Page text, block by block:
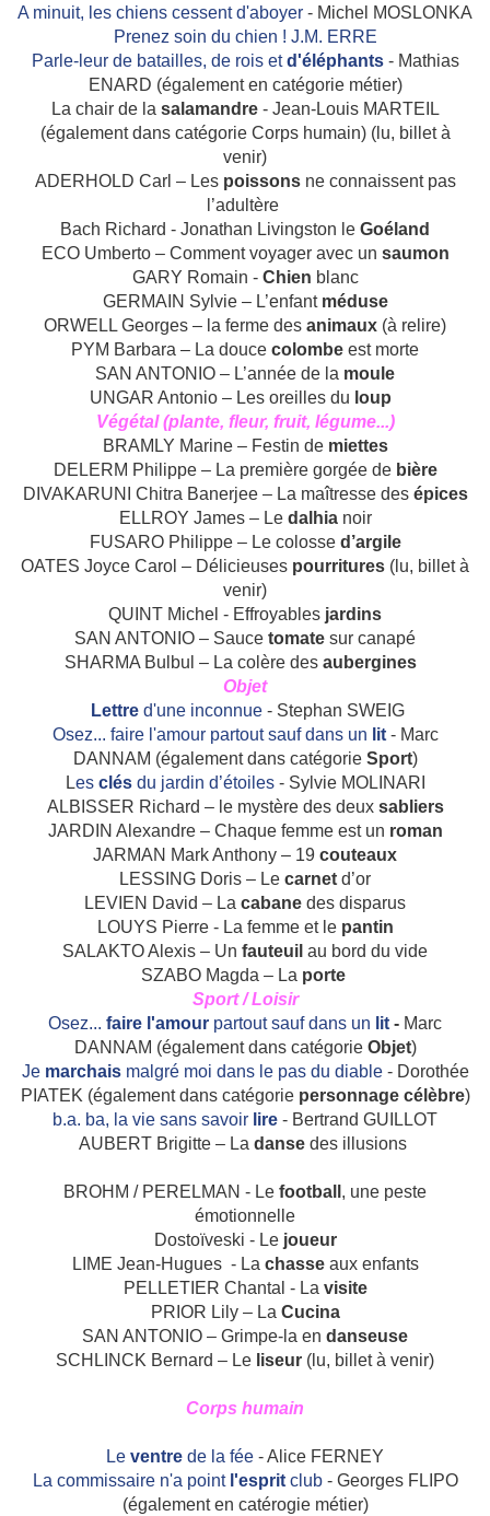
A minuit, les chiens cessent d'aboyer - Michel MOSLONKA
Prenez soin du chien ! J.M. ERRE
Parle-leur de batailles, de rois etd'éléphants - Mathias
ENARD (également en catégorie métier)
La chair de la salamandre- Jean-Louis MARTEIL
(également dans catégorie Corps humain) (lu, billet à
venir)
ADERHOLD Carl – Les poissonsne connaissent pas
l’adultère
Bach Richard - Jonathan Livingston le Goéland
ECO Umberto – Comment voyager avec un saumon
GARY Romain - Chien blanc
GERMAIN Sylvie – L’enfant méduse
ORWELL Georges – la ferme des animaux (à relire)
PYM Barbara – La douce colombe est morte
SAN ANTONIO – L’année de la moule
UNGAR Antonio – Les oreilles du loup
Végétal (plante, fleur, fruit, légume...)
BRAMLY Marine – Festin de miettes
DELERM Philippe – La première gorgée de bière
DIVAKARUNI Chitra Banerjee – La maîtresse des épices
ELLROY James – Le dalhianoir
FUSARO Philippe – Le colosse d’argile
OATES Joyce Carol – Délicieuses pourritures (lu, billet à
venir)
QUINT Michel ‑ Effroyables jardins
SAN ANTONIO – Sauce tomate sur canapé
SHARMA Bulbul – La colère des aubergines
Objet
Lettred'une inconnue - Stephan SWEIG
Osez... faire l'amour partout sauf dans un lit- Marc
DANNAM (également dans catégorie Sport)
Les clésdu jardin d’étoiles - Sylvie MOLINARI
ALBISSER Richard – le mystère des deux sabliers
JARDIN Alexandre – Chaque femme est un roman
JARMAN Mark Anthony – 19 couteaux
LESSING Doris – Le carnet d’or
LEVIEN David – La cabane des disparus
LOUYS Pierre - La femme et le pantin
SALAKTO Alexis – Un fauteuil au bord du vide
SZABO Magda – La porte
Sport / Loisir
Osez... faire l'amour partout sauf dans un lit - Marc
DANNAM (également dans catégorie Objet)
Je marchais malgré moi dans le pas du diable - Dorothée
PIATEK (également dans catégorie personnage célèbre)
b.a. ba, la vie sans savoir lire - Bertrand GUILLOT
AUBERT Brigitte – La danse des illusions
BROHM / PERELMAN - Le football , une peste
émotionnelle
Dostoïveski - Le joueur
LIME Jean-Hugues - La chasseaux enfants
PELLETIER Chantal ‑ La visite
PRIOR Lily – La Cucina
SAN ANTONIO – Grimpe-la en danseuse
SCHLINCK Bernard – Le liseur (lu, billet à venir)
Corps humain
Le ventre de la fée - Alice FERNEY
La commissaire n'a point l'esprit club - Georges FLIPO
(également en catérogie métier)